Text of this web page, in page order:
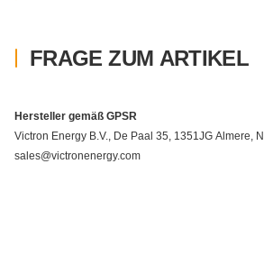
FRAGE ZUM ARTIKEL
Hersteller gemäß GPSR
Victron Energy B.V., De Paal 35, 1351JG Almere,
sales@victronenergy.com